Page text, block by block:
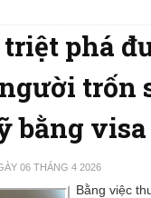
triệt phá
trốn
bằng
06 THÁNG 4 2026
Bằng việc